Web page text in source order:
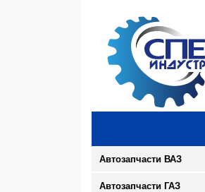
Автозапчасти ВАЗ
Автозапчасти ГАЗ